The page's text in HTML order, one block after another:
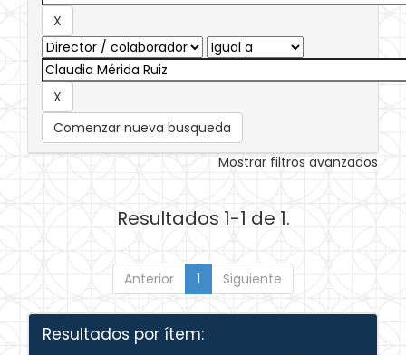
Comenzar nueva busqueda
Mostrar filtros avanzados
Resultados 1-1 de 1.
Anterior 1 Siguiente
Resultados por ítem: